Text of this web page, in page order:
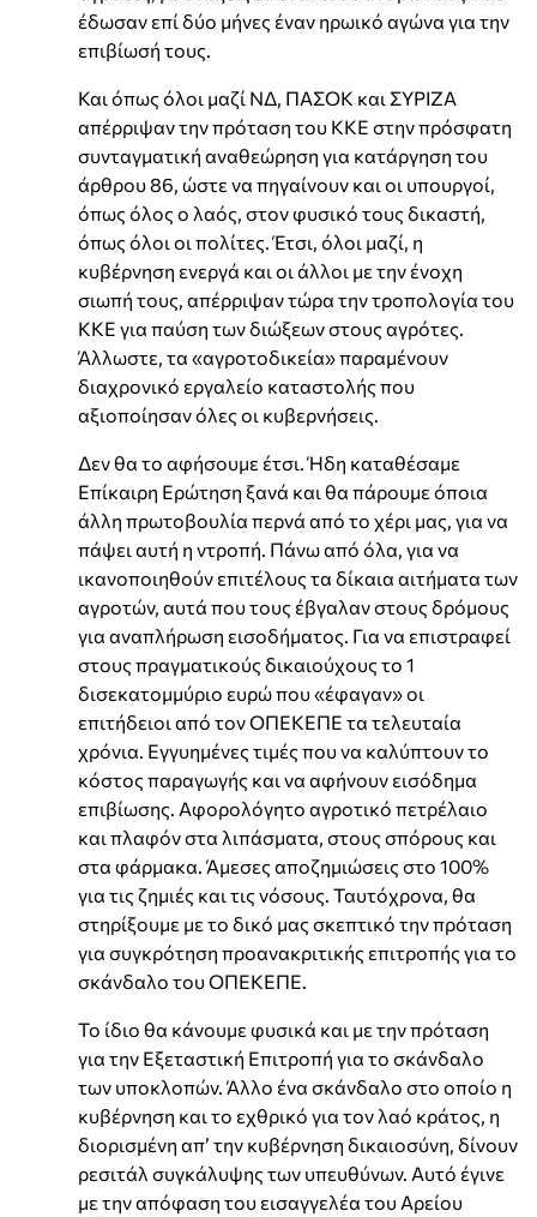
έδωσαν επί δύο μήνες έναν ηρωικό αγώνα για την
επιβίωσή τους.
Και όπως όλοι μαζί ΝΔ, ΠΑΣΟΚ και ΣΥΡΙΖΑ
απέρριψαν την πρόταση του ΚΚΕ στην πρόσφατη
συνταγματική αναθεώρηση για κατάργηση του
άρθρου 86, ώστε να πηγαίνουν και οι υπουργοί,
όπως όλος ο λαός, στον φυσικό τους δικαστή,
όπως όλοι οι πολίτες. Έτσι, όλοι μαζί, η
κυβέρνηση ενεργά και οι άλλοι με την ένοχη
σιωπή τους, απέρριψαν τώρα την τροπολογία του
ΚΚΕ για παύση των διώξεων στους αγρότες.
Άλλωστε, τα «αγροτοδικεία» παραμένουν
διαχρονικό εργαλείο καταστολής που
αξιοποίησαν όλες οι κυβερνήσεις.
Δεν θα το αφήσουμε έτσι. Ήδη καταθέσαμε
Επίκαιρη Ερώτηση ξανά και θα πάρουμε όποια
άλλη πρωτοβουλία περνά από το χέρι μας, για να
πάψει αυτή η ντροπή. Πάνω από όλα, για να
ικανοποιηθούν επιτέλους τα δίκαια αιτήματα των
αγροτών, αυτά που τους έβγαλαν στους δρόμους
για αναπλήρωση εισοδήματος. Για να επιστραφεί
στους πραγματικούς δικαιούχους το 1
δισεκατομμύριο ευρώ που «έφαγαν» οι
επιτήδειοι από τον ΟΠΕΚΕΠΕ τα τελευταία
χρόνια. Εγγυημένες τιμές που να καλύπτουν το
κόστος παραγωγής και να αφήνουν εισόδημα
επιβίωσης. Αφορολόγητο αγροτικό πετρέλαιο
και πλαφόν στα λιπάσματα, στους σπόρους και
στα φάρμακα. Άμεσες αποζημιώσεις στο 100%
για τις ζημιές και τις νόσους. Ταυτόχρονα, θα
στηρίξουμε με το δικό μας σκεπτικό την πρόταση
για συγκρότηση προανακριτικής επιτροπής για το
σκάνδαλο του ΟΠΕΚΕΠΕ.
Το ίδιο θα κάνουμε φυσικά και με την πρόταση
για την Εξεταστική Επιτροπή για το σκάνδαλο
των υποκλοπών. Άλλο ένα σκάνδαλο στο οποίο η
κυβέρνηση και το εχθρικό για τον λαό κράτος, η
διορισμένη απ’ την κυβέρνηση δικαιοσύνη, δίνουν
ρεσιτάλ συγκάλυψης των υπευθύνων. Αυτό έγινε
με την απόφαση του εισαγγελέα του Αρείου